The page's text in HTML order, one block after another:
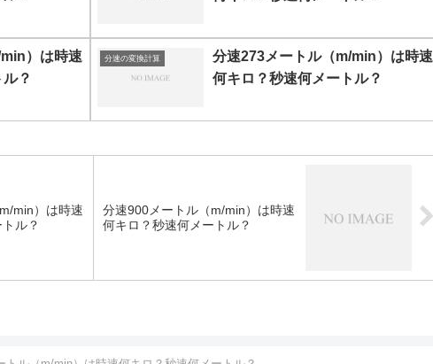
）は時速
？
分速の変換計算
分速273メートル（m/min）は時速
何キロ？秒速何メートル？
min）は時速
ル？
分速900メートル（m/min）は時速
何キロ？秒速何メートル？